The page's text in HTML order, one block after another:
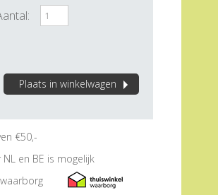
Plaats in winkelwagen
€50,-
en BE is mogelijk